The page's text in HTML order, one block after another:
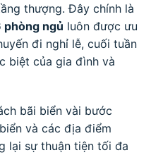
thượng. Đây chính là
ngủ luôn được ưu
đi nghỉ lễ, cuối tuần
biệt của gia đình và
bãi biển vài bước
và các địa điểm
lại sự thuận tiện tối đa